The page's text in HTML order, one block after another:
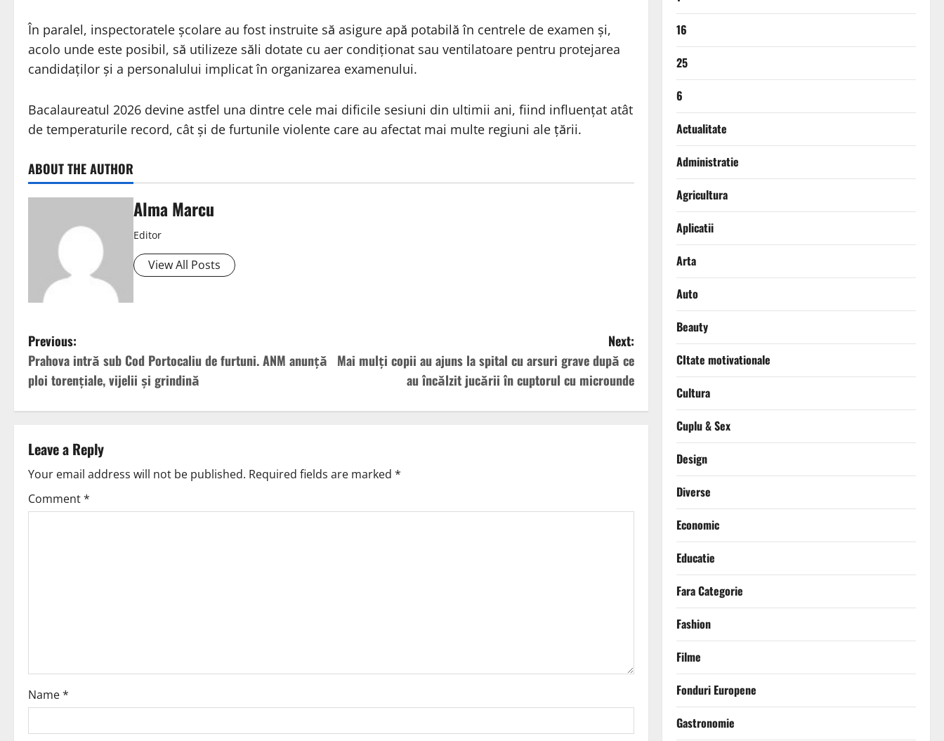
În paralel, inspectoratele școlare au fost instruite să asigure apă potabilă în centrele de examen și,
acolo unde este posibil, să utilizeze săli dotate cu aer condiționat sau ventilatoare pentru protejarea
candidaților și a personalului implicat în organizarea examenului.
Bacalaureatul 2026 devine astfel una dintre cele mai dificile sesiuni din ultimii ani, fiind influențat atât
de temperaturile record, cât și de furtunile violente care au afectat mai multe regiuni ale țării.
ABOUT THE AUTHOR
Alma Marcu
Editor
View All Posts
Previous:
Prahova intră sub Cod Portocaliu de furtuni. ANM anunță
ploi torențiale, vijelii și grindină
Next:
Mai mulți copii au ajuns la spital cu arsuri grave după ce
au încălzit jucării în cuptorul cu microunde
Leave a Reply
Your email address will not be published. Required fields are marked *
Comment*
Name*
16
25
6
Actualitate
Administratie
Agricultura
Aplicatii
Arta
Auto
Beauty
CItate motivationale
Cultura
Cuplu & Sex
Design
Diverse
Economic
Educatie
Fara Categorie
Fashion
Filme
Fonduri Europene
Gastronomie